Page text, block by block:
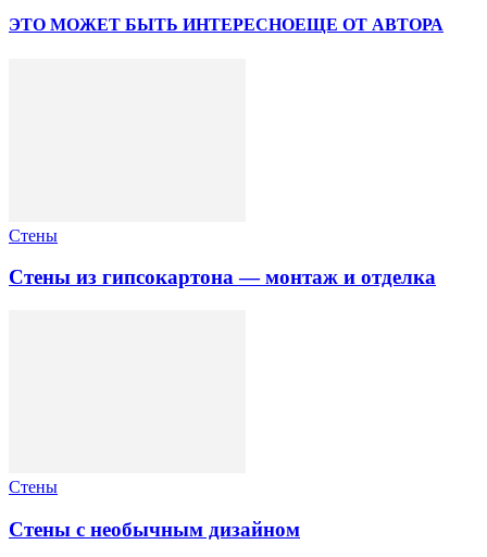
ЭТО МОЖЕТ БЫТЬ ИНТЕРЕСНОЕЩЕ ОТ АВТОРА
Стены
Стены из гипсокартона — монтаж и отделка
Стены
Стены с необычным дизайном